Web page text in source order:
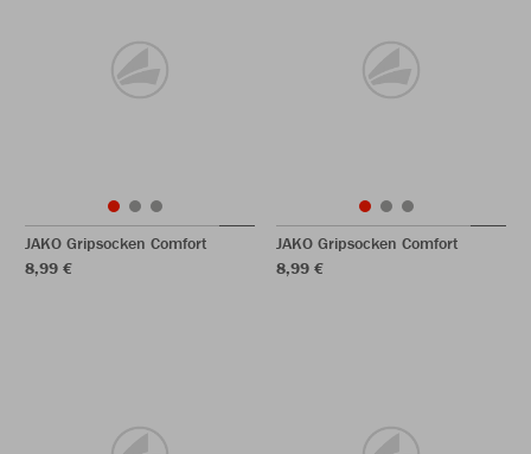
JAKO Gripsocken Comfort
8,99 €
JAKO Gripsocken Comfort
8,99 €